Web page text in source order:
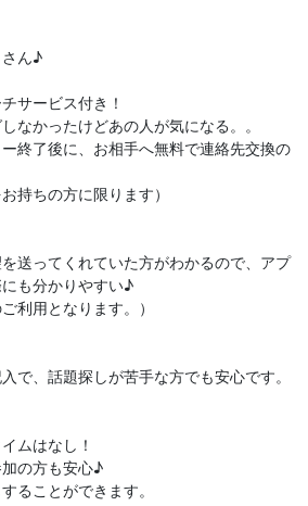
ん♪
サービス付き！
なかったけどあの人が気になる。。
終了後に、お相手へ無料で連絡先交換の
持ちの方に限ります）
送ってくれていた方がわかるので、アプ
も分かりやすい♪
利用となります。）
で、話題探しが苦手な方でも安心です。
ムはなし！
の方も安心♪
ることができます。